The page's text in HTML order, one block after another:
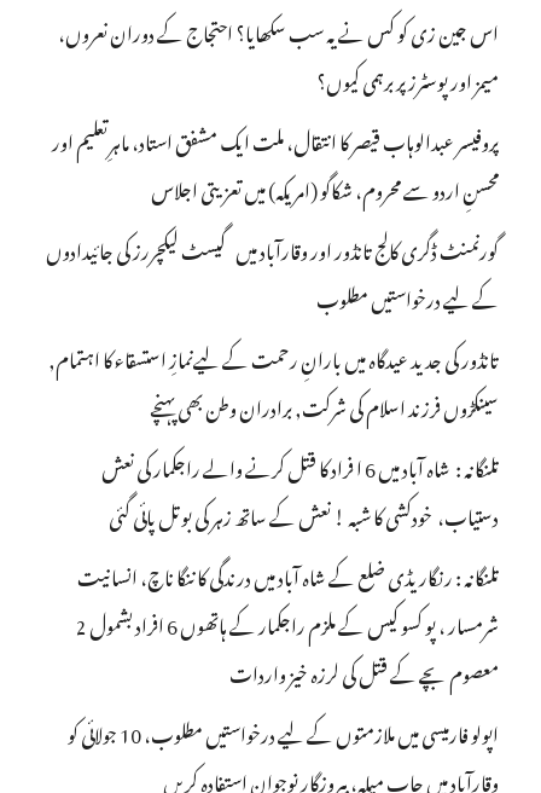
اس جین زی کو کس نے یہ سب سکھایا؟ احتجاج کے دوران نعروں،
میمز اور پوسٹرز پر برہمی کیوں؟
پروفیسر عبدالوہاب قیصر کا انتقال، ملت ایک مشفق استاد، ماہرِتعلیم اور
محسنِ اردو سے محروم، شکاگو (امریکہ) میں تعزیتی اجلاس
گورنمنٹ ڈگری کالج تانڈور اور وقارآباد میں گیسٹ لیکچررز کی جائیدادوں
کے لیے درخواستیں مطلوب
تانڈور کی جدید عیدگاہ میں بارانِ رحمت کے لیےنمازِ استسقاء کا اہتمام,
سینکڑوں فرزند اسلام کی شرکت, برادران وطن بھی پہنچے
تلنگانہ : شاہ آباد میں 6 ا فراد کا قتل کرنے والے راجکمار کی نعش
دستیاب، خودکشی کا شبہ ! نعش کے ساتھ زہر کی بوتل پائی گئی
تلنگانہ : رنگاریڈی ضلع کے شاہ آباد میں درندگی کا ننگا ناچ، انسانیت
شرمسار ، پو کسو کیس کے ملزم راجکمار کے ہاتھوں 6 افراد بشمول 2
معصوم بچے کے قتل کی لرزہ خیز واردات
اپولو فارمیسی میں ملازمتوں کے لیے درخواستیں مطلوب، 10 جولائی کو
وقارآباد میں جاب میلہ، بیروزگار نوجوان استفادہ کریں